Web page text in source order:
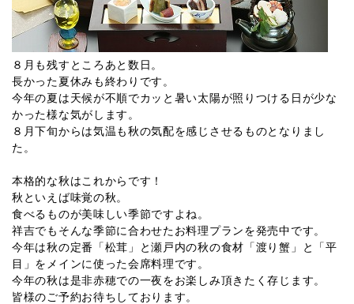
８月も残すところあと数日。
長かった夏休みも終わりです。
今年の夏は天候が不順でカッと暑い太陽が照りつける日が少な
かった様な気がします。
８月下旬からは気温も秋の気配を感じさせるものとなりまし
た。
本格的な秋はこれからです！
秋といえば味覚の秋。
食べるものが美味しい季節ですよね。
祥吉でもそんな季節に合わせたお料理プランを発売中です。
今年は秋の定番「松茸」と瀬戸内の秋の食材「渡り蟹」と「平
目」をメインに使った会席料理です。
今年の秋は是非赤穂での一夜をお楽しみ頂きたく存じます。
皆様のご予約お待ちしております。